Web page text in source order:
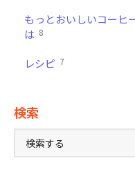
もっとおいしいコーヒ
は 8
レシピ 7
検索